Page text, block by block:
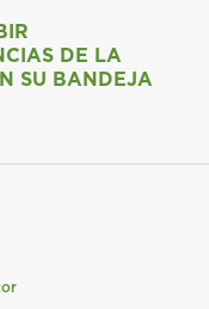
DE LA
SU BANDEJA